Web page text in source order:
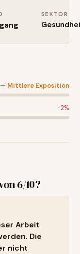
SEKTOR
Mittlere Exposition
-2%
6/10?
Arbeit
Die
nicht